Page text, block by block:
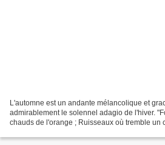
L'automne est un andante mélancolique et
admirablement le solennel adagio de l'hiver.
chauds de l'orange ; Ruisseaux où tremble un